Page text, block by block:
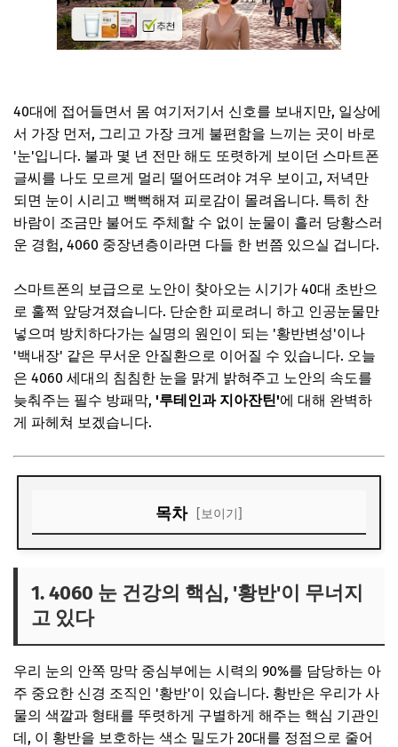
40대에 접어들면서 몸 여기저기서 신호를 보내지만, 일상에
서 가장 먼저, 그리고 가장 크게 불편함을 느끼는 곳이 바로
'눈'입니다. 불과 몇 년 전만 해도 또렷하게 보이던 스마트폰
글씨를 나도 모르게 멀리 떨어뜨려야 겨우 보이고, 저녁만
되면 눈이 시리고 뻑뻑해져 피로감이 몰려옵니다. 특히 찬
바람이 조금만 불어도 주체할 수 없이 눈물이 흘러 당황스러
운 경험, 4060 중장년층이라면 다들 한 번쯤 있으실 겁니다.
스마트폰의 보급으로 노안이 찾아오는 시기가 40대 초반으
로 훌쩍 앞당겨졌습니다. 단순한 피로려니 하고 인공눈물만
넣으며 방치하다가는 실명의 원인이 되는 '황반변성'이나
'백내장' 같은 무서운 안질환으로 이어질 수 있습니다. 오늘
은 4060 세대의 침침한 눈을 맑게 밝혀주고 노안의 속도를
늦춰주는 필수 방패막, '루테인과 지아잔틴'에 대해 완벽하
게 파헤쳐 보겠습니다.
목차 [보이기]
2. 루테인과 지아잔틴, 도대체 무슨 차이일까?
3. 눈 영양제 200% 효과 보는 올바른 복용법
1. 4060 눈 건강의 핵심, '황반'이 무너지
고 있다
우리 눈의 안쪽 망막 중심부에는 시력의 90%를 담당하는 아
주 중요한 신경 조직인 '황반'이 있습니다. 황반은 우리가 사
물의 색깔과 형태를 뚜렷하게 구별하게 해주는 핵심 기관인
데, 이 황반을 보호하는 색소 밀도가 20대를 정점으로 줄어